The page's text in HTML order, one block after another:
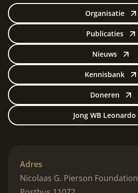
Organisatie
Publicaties
Nieuws
Kennisbank
Doneren
Jong WB Leonardo
Adres
Nicolaas G. Pierson Foundation